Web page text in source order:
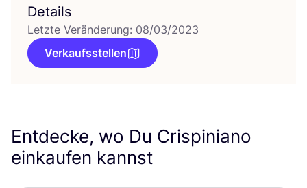
Details
Letzte Veränderung: 08/03/2023
Verkaufsstellen
Entdecke, wo Du Crispiniano
einkaufen kannst